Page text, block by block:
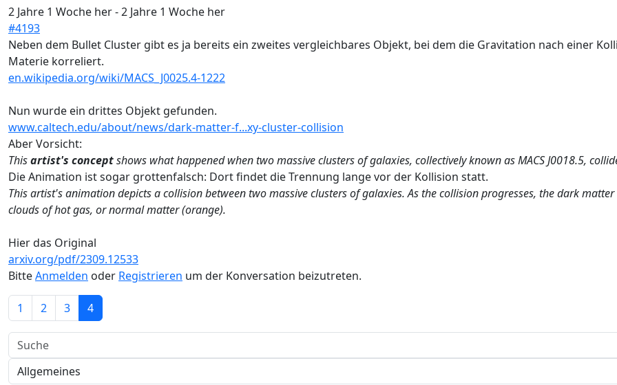
2 Jahre 1 Woche her-2 Jahre 1 Woche her
#4193
Neben dem Bullet Cluster gibt es ja bereits ein zweites vergleichbares Objekt, bei dem die Gravitation nach einer
Materie korreliert.
en.wikipedia.org/wiki/MACS_J0025.4-1222
Nun wurde ein drittes Objekt gefunden.
www.caltech.edu/about/news/dark-matter-f...xy-cluster-collision
Aber Vorsicht:
Thisartist's conceptshows what happened when two massive clusters of galaxies, collectively known as MACS J0018.5,
Die Animation ist sogar grottenfalsch: Dort findet die Trennung lange vor der Kollision statt.
This artist's animation depicts a collision between two massive clusters of galaxies. As the collision progresses, the dark
clouds of hot gas, or normal matter (orange).
Hier das Original
arxiv.org/pdf/2309.12533
BitteAnmelden oder Registrieren um der Konversation beizutreten.
1 2 3 4